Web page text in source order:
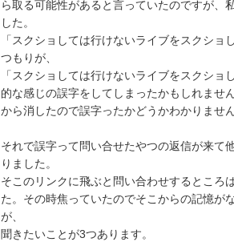
ら取る可能性があると言っていたのですが、
した。
「スクショしては行けないライブをスクシ
つもりが、
「スクショしては行けないライブをスクショ
的な感じの誤字をしてしまったかもしれませ
から消したので誤字ったかどうかわかりませ
それで誤字って問い合せたやつの返信が来て
りました。
そこのリンクに飛ぶと問い合わせするところ
た。その時焦っていたのでそこからの記憶が
が、
聞きたいことが3つあります。